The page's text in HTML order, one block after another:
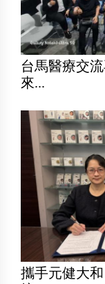
台馬醫療交
來...
攜手元健大